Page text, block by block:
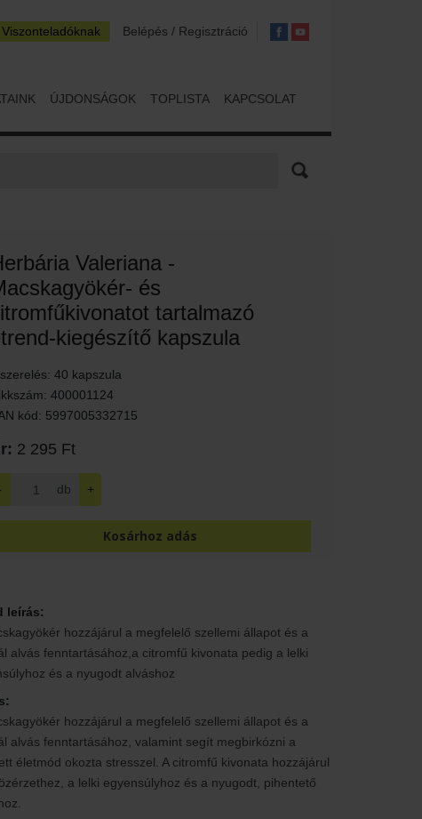
Viszonteladóknak Belépés / Regisztráció
ÚJDONSÁGOK TOPLISTA KAPCSOLAT
Valeriana -
és
tartalmazó
kiegészítő kapszula
40 kapszula
400001124
kód: 5997005332715
2 295 Ft
db +
Kosárhoz adás
leírás:
hozzájárul a megfelelő szellemi állapot és a
alvás fenntartásához,a citromfű kivonata pedig a lelki
és a nyugodt alváshoz
hozzájárul a megfelelő szellemi állapot és a
alvás fenntartásához, valamint segít megbirkózni a
életmód okozta stresszel. A citromfű kivonata hozzájárul
a lelki egyensúlyhoz és a nyugodt, pihentető